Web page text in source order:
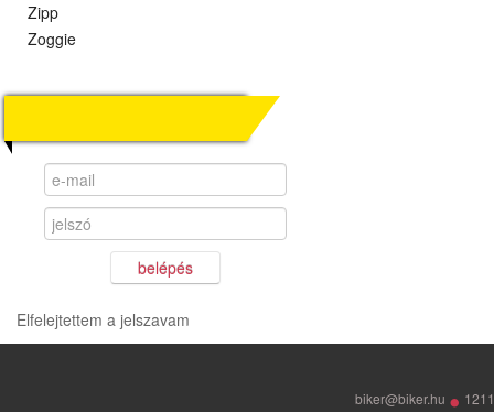
Zipp
Zoggie
belépés
Elfelejtettem a jelszavam
biker@biker.hu •